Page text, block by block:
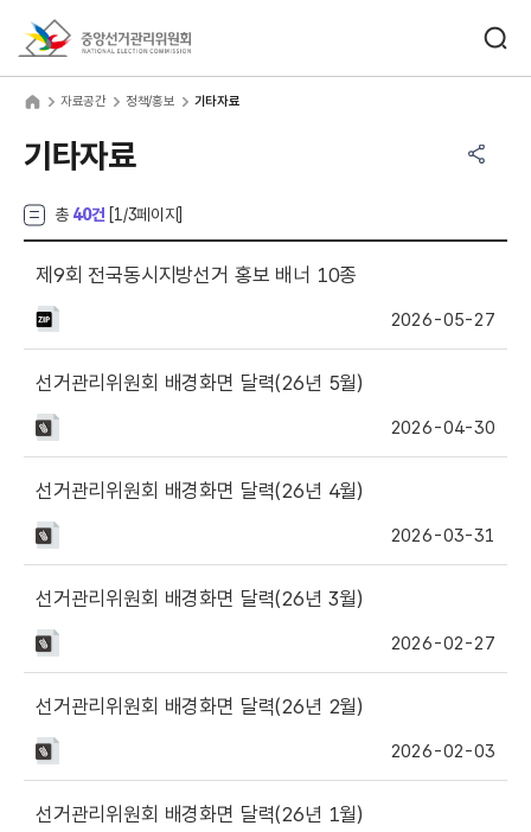
자료공간 정책/홍보 기타자료
기타자료
총 40건 [1 /3페이지]
제9회 전국동시지방선거 홍보 배너 10종
2026-05-27
선거관리위원회 배경화면 달력(26년 5월)
2026-04-30
선거관리위원회 배경화면 달력(26년 4월)
2026-03-31
선거관리위원회 배경화면 달력(26년 3월)
2026-02-27
선거관리위원회 배경화면 달력(26년 2월)
2026-02-03
선거관리위원회 배경화면 달력(26년 1월)